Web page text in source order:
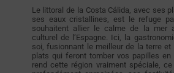
Le littoral de la Costa Cálida, avec ses
ses eaux cristallines, est le refuge
souhaitent allier le calme de la mer
culturel de l’Espagne. Ici, la
soi, fusionnant le meilleur de la terre
plats qui feront tomber vos papilles en
rend cette région vraiment spéciale,